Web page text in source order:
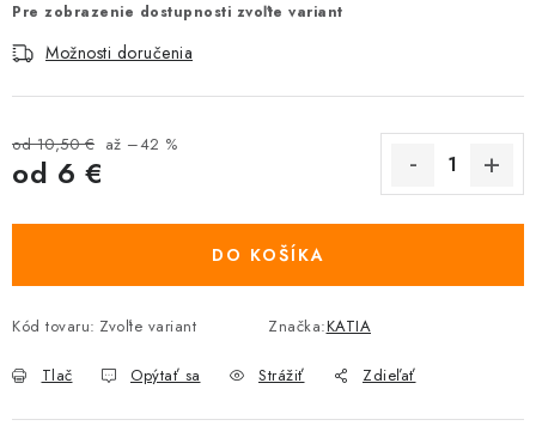
Pre zobrazenie dostupnosti zvoľte variant
Možnosti doručenia
od 10,50 € až –42 %
od 6 €
DO KOŠÍKA
Kód tovaru: Zvoľte variant Značka:KATIA
Tlač Opýtať sa Strážiť Zdieľať